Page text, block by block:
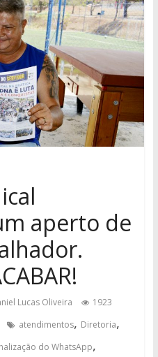
aperto de
Lucas Oliveira
1923
atendimentos, Diretoria,
do WhatsApp,